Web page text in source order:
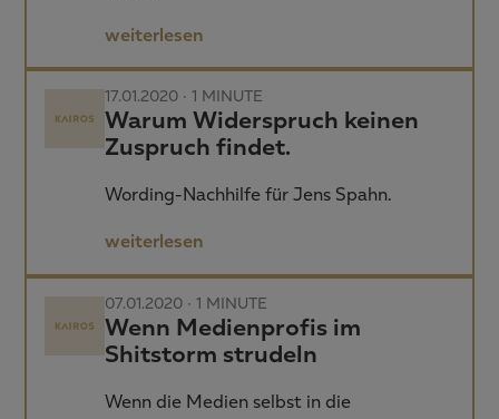
weiterlesen
17.01.2020 · 1 MINUTE
Warum Widerspruch keinen
Zuspruch findet.
Wording-Nachhilfe für Jens Spahn.
weiterlesen
07.01.2020 · 1 MINUTE
Wenn Medienprofis im
Shitstorm strudeln
Wenn die Medien selbst in die